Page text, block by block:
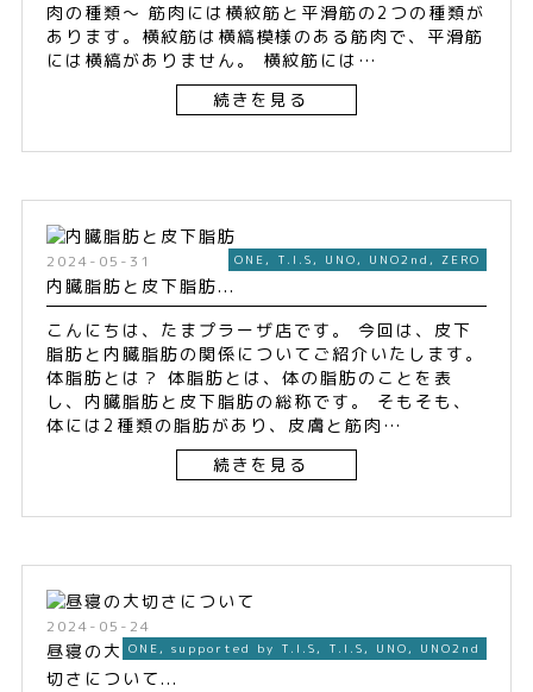
肉の種類〜 筋肉には横紋筋と平滑筋の2つの種類が
あります。横紋筋は横縞模様のある筋肉で、平滑筋
には横縞がありません。 横紋筋には…
続きを見る
2024-05-31 ONE , T.I.S , UNO , UNO2nd ,ZERO
内臓脂肪と皮下脂肪...
こんにちは、たまプラーザ店です。 今回は、皮下
脂肪と内臓脂肪の関係についてご紹介いたします。
体脂肪とは？ 体脂肪とは、体の脂肪のことを表
し、内臓脂肪と皮下脂肪の総称です。 そもそも、
体には2種類の脂肪があり、皮膚と筋肉…
続きを見る
2024-05-24
ONE ,supported by T.I.S , T.I.S , UNO , UNO2nd
昼寝の大
切さについて...